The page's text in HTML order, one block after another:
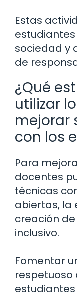
Estas
sociedad y
de
¿Qué
utilizar
mejorar
con los
Para
docentes
técnicas
abiertas, la
creación
inclusivo.
Fomentar
respetuoso